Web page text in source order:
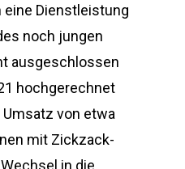
eine Dienstleistung
noch jungen
ausgeschlossen
hochgerechnet
von etwa
mit Zickzack-
in die